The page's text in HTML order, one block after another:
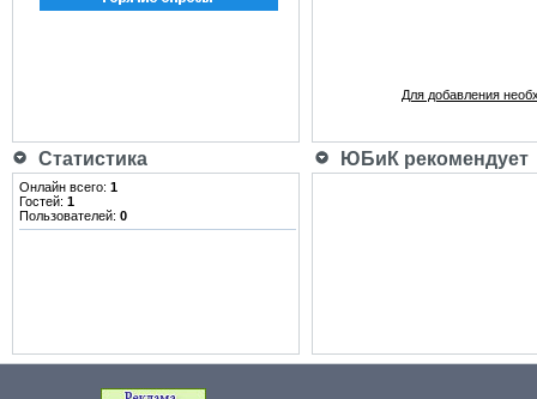
Для добавления
Статистика ЮБиК рекомендует
Онлайн всего: 1
Гостей: 1
Пользователей: 0